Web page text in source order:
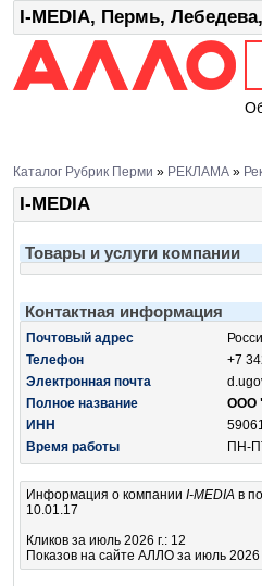
I-MEDIA, Пермь,
Каталог Рубрик Перми » РЕКЛАМА »
I-MEDIA
Товары и услуги компании
Контактная информация
Почтовый адрес
Телефон
+7
Электронная почта
Полное название
ООО
ИНН
Время работы
ПН-
Информация о компании I-MEDIA в
10.01.17
Кликов за июль 2026 г.: 12
Показов на сайте АЛЛО за июль 2026